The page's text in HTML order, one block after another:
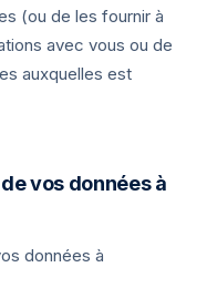
(ou de les fournir à
avec vous ou de
auxquelles est
vos données à
données à